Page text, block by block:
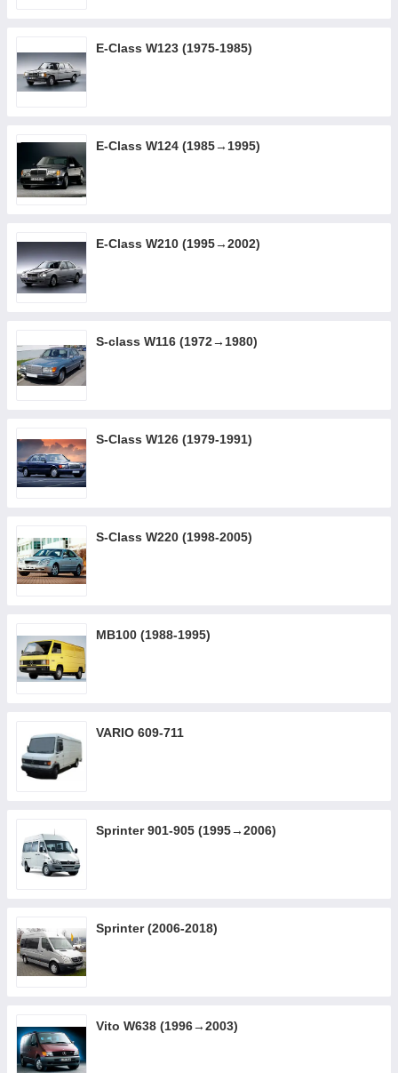
E-Class W123 (1975-1985)
E-Class W124 (1985→1995)
E-Class W210 (1995→2002)
S-class W116 (1972→1980)
S-Class W126 (1979-1991)
S-Class W220 (1998-2005)
MB100 (1988-1995)
VARIO 609-711
Sprinter 901-905 (1995→2006)
Sprinter (2006-2018)
Vito W638 (1996→2003)